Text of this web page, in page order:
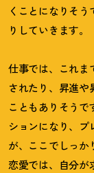
くことになりそ
りしていきます。
仕事では、これま
されたり、昇進や
こともありそうで
ションになり、プ
が、ここでしっか
恋愛では、自分が